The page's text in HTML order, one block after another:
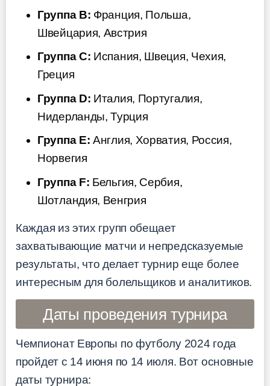
Группа B: Франция, Польша,
Швейцария, Австрия
Группа C: Испания, Швеция, Чехия,
Греция
Группа D: Италия, Португалия,
Нидерланды, Турция
Группа E: Англия, Хорватия, Россия,
Норвегия
Группа F: Бельгия, Сербия,
Шотландия, Венгрия
Каждая из этих групп обещает
захватывающие матчи и непредсказуемые
результаты, что делает турнир еще более
интересным для болельщиков и аналитиков.
Даты проведения турнира
Чемпионат Европы по футболу 2024 года
пройдет с 14 июня по 14 июля. Вот основные
даты турнира: